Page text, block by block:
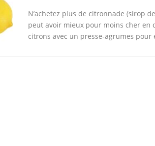
N’achetez plus de citronnade (sirop
peut avoir mieux pour moins cher en
citrons avec un presse-agrumes pour